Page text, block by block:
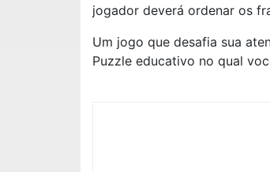
jogador deverá ordenar os
Um jogo que desafia sua
Puzzle educativo no qual